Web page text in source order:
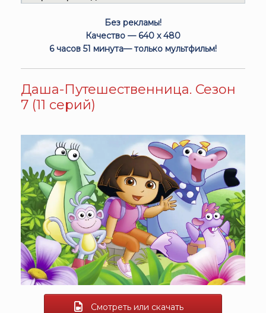
Без рекламы!
Качество — 640 x 480
6 часов 51 минута— только мультфильм!
Даша-Путешественница. Сезон
7 (11 серий)
Смотреть или скачать